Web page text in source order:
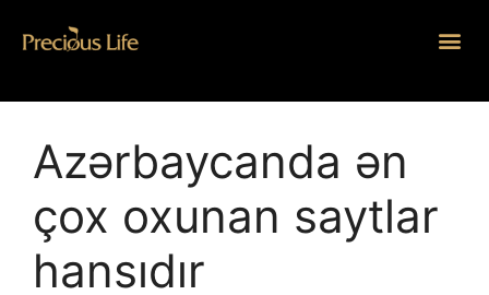
Azərbaycanda ən
çox oxunan saytlar
hansıdır